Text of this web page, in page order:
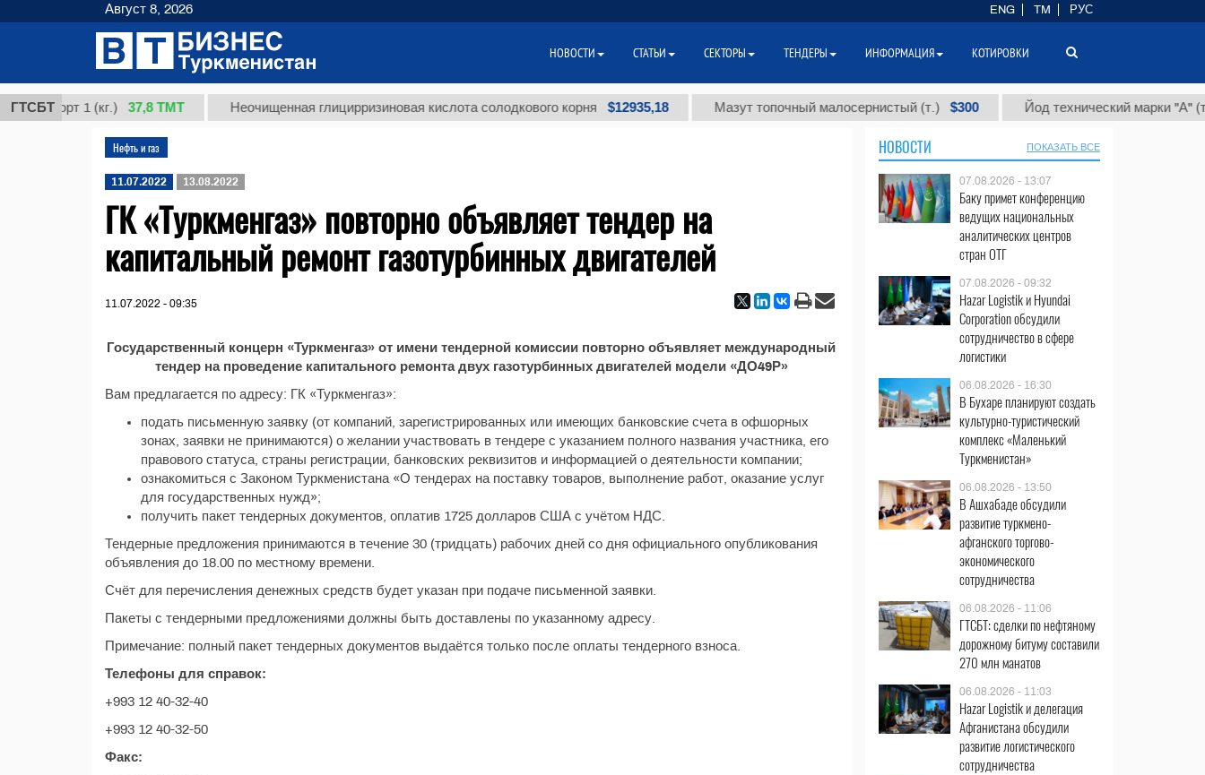
ГТСБТ
сорт 1 (кг.) 37,8 ТМТ Неочищенная глицирризиновая кислота солодкового корня $12935,18 Мазут топочный малосернистый (т.) $300 Йод технический марки "А" (т.)
Нефть и газ
11.07.2022 13.08.2022
ГК «Туркменгаз» повторно объявляет тендер на
капитальный ремонт газотурбинных двигателей
11.07.2022 - 09:35
Государственный концерн «Туркменгаз» от имени тендерной комиссии повторно объявляет международный
тендер на проведение капитального ремонта двух газотурбинных двигателей модели «ДО49Р»
Вам предлагается по адресу: ГК «Туркменгаз»:
подать письменную заявку (от компаний, зарегистрированных или имеющих банковские счета в офшорных
зонах, заявки не принимаются) о желании участвовать в тендере с указанием полного названия участника, его
правового статуса, страны регистрации, банковских реквизитов и информацией о деятельности компании;
ознакомиться с Законом Туркменистана «О тендерах на поставку товаров, выполнение работ, оказание услуг
для государственных нужд»;
получить пакет тендерных документов, оплатив 1725 долларов США с учётом НДС.
Тендерные предложения принимаются в течение 30 (тридцать) рабочих дней со дня официального опубликования
объявления до 18.00 по местному времени.
Счёт для перечисления денежных средств будет указан при подаче письменной заявки.
Пакеты с тендерными предложениями должны быть доставлены по указанному адресу.
Примечание: полный пакет тендерных документов выдаётся только после оплаты тендерного взноса.
Телефоны для справок:
+993 12 40-32-40
+993 12 40-32-50
Факс:
НОВОСТИ ПОКАЗАТЬ ВСЕ
07.08.2026 - 13:07
Баку примет конференцию
ведущих национальных
аналитических центров
стран ОТГ
07.08.2026 - 09:32
Hazar Logistik и Hyundai
Corporation обсудили
сотрудничество в сфере
логистики
06.08.2026 - 16:30
В Бухаре планируют создать
культурно-туристический
комплекс «Маленький
Туркменистан»
06.08.2026 - 13:50
В Ашхабаде обсудили
развитие туркмено-
афганского торгово-
экономического
сотрудничества
06.08.2026 - 11:06
ГТСБТ: сделки по нефтяному
дорожному битуму составили
270 млн манатов
06.08.2026 - 11:03
Hazar Logistik и делегация
Афганистана обсудили
развитие логистического
сотрудничества
Август 8, 2026 ENG TM РУС
НОВОСТИ СТАТЬИ СЕКТОРЫ ТЕНДЕРЫ ИНФОРМАЦИЯ КОТИРОВКИ